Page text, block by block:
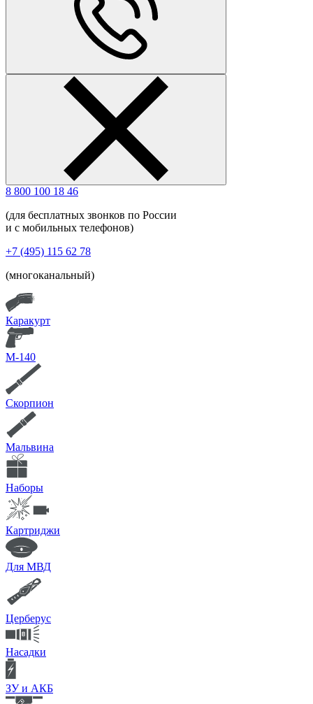
8 800 100 18 46
(для бесплатных звонков по России
и с мобильных телефонов)
+7 (495) 115 62 78
(многоканальный)
Каракурт
М-140
Скорпион
Мальвина
Наборы
Картриджи
Для МВД
Церберус
Насадки
ЗУ и АКБ